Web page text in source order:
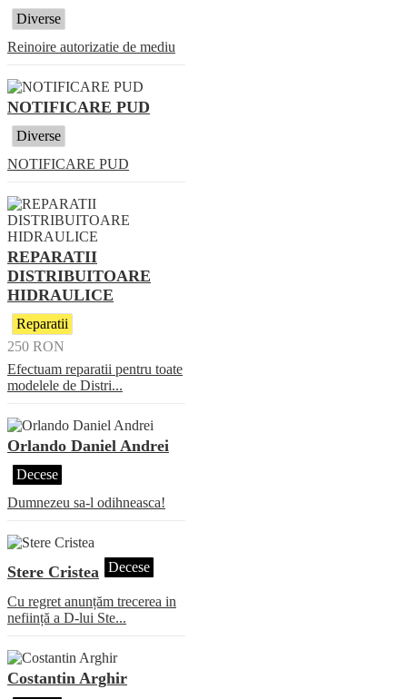
Diverse
Reinoire autorizatie de mediu
NOTIFICARE PUD
Diverse
NOTIFICARE PUD
REPARATII
DISTRIBUITOARE
HIDRAULICE
Reparatii
250 RON
Efectuam reparatii pentru toate
modelele de Distri...
Orlando Daniel Andrei
Decese
Dumnezeu sa-l odihneasca!
Stere Cristea Decese
Cu regret anunțăm trecerea in
neființă a D-lui Ste...
Costantin Arghir